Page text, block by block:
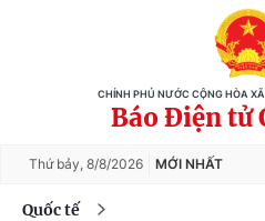
CHÍNH PHỦ NƯỚC CỘNG HÒA
Báo Điện tử
Thứ bảy, 8/8/2026 MỚI NHẤT
Quốc tế